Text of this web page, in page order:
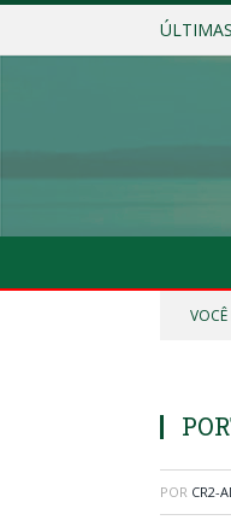
VOCÊ
POR CR2-